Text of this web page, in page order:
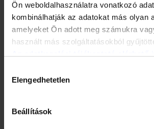
Ön weboldalhasználatra vonatkozó
kombinálhatják az adatokat más olyan
amelyeket Ön adott meg számukra
használt más szolgáltatásokból
kiválasztása
Elengedhetetlen
Beállítások